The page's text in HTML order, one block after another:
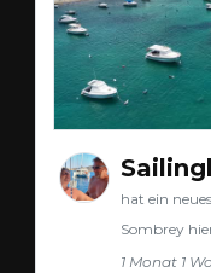
hat ein
Sombrey
1 Monat 1